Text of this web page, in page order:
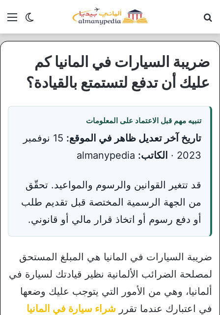
الوضع
ضريبة السيارات في المانيا كم
عليك أن تدفع لتستمتع بالقيادة؟
تنبيه مهم قبل الاعتماد على المعلومات
تاريخ آخر تعديل ظاهر في الموقع:
15 نوفمبر
2023 ·
الكاتب:
قد تتغير القوانين والرسوم والمواعيد. تحقّق
من الجهة الرسمية المختصة قبل تقديم طلب
أو دفع رسوم أو اتخاذ قرار مالي أو قانوني.
ضريبة السيارات في المانيا هي المبلغ المستحق
لمصلحة الضرائب الألمانية نظير قيادتك لسيارة في
ألمانيا، وهي من الأمور التي يتوجب عليك وضعها
في اعتبارك عندما تقرر شراء سيارة في المانيا